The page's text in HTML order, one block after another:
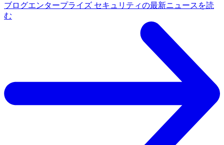
ブログエンタープライズ セキュリティの最新ニュースを読
む